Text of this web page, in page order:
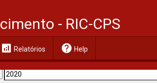
- RIC-CPS
analytics Relatórios help Help